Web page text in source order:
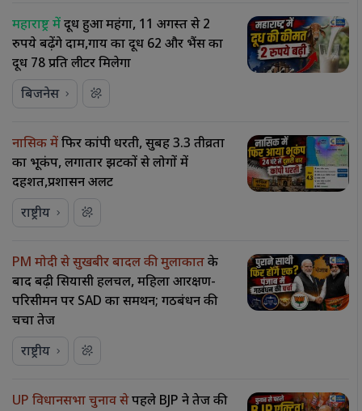
महाराष्ट्र मेंदूध हुआ महंगा, 11 अगस्त से 2
रुपये बढ़ेंगे दाम,गाय का दूध ₹62 और भैंस का
दूध ₹78 प्रति लीटर मिलेगा
बिजनेस
नासिक मेंफिर कांपी धरती, सुबह 3.3 तीव्रता
का भूकंप, लगातार झटकों से लोगों में
दहशत,प्रशासन अलर्ट
राष्ट्रीय
PM मोदी से सुखबीर बादल की मुलाकातके
बाद बढ़ी सियासी हलचल, महिला आरक्षण-
परिसीमन पर SAD का समर्थन; गठबंधन की
चर्चा तेज
राष्ट्रीय
UP विधानसभा चुनाव सेपहले BJP ने तेज की